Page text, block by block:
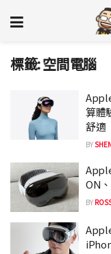
標籤:空間電腦
算體
舒適
BY
ON
BY